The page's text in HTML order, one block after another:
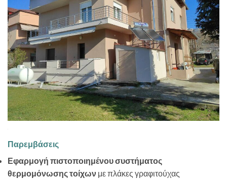
Παρεμβάσεις
Εφαρμογή πιστοποιημένου συστήματος
θερμομόνωσης τοίχων με πλάκες γραφιτούχας